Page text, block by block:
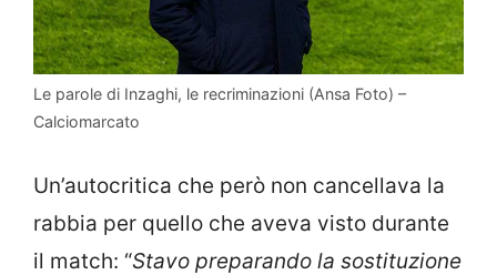
Le parole di Inzaghi, le recriminazioni (Ansa Foto) –
Calciomarcato
Un’autocritica che però non cancellava la
rabbia per quello che aveva visto durante
il match: “Stavo preparando la sostituzione